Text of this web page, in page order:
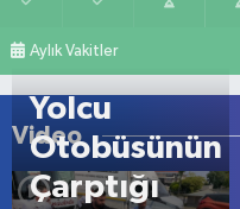
Aylık Vakitler
Video
Yolcu
Otobüsünün
Çarptığı